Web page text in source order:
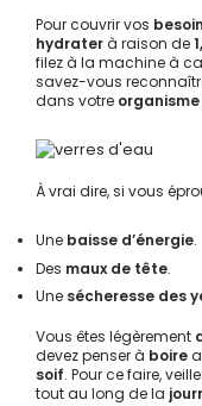
Pour couvrir vos
hydraterà raison de
filez à la machine à
savez-vous
dans votre organisme
À vrai dire, si vous
Une baisse d’énergie.
Des maux de tête.
Une sécheresse des
Vous êtes légèrement
devez penser à boire
soif. Pour ce faire,
tout au long de la